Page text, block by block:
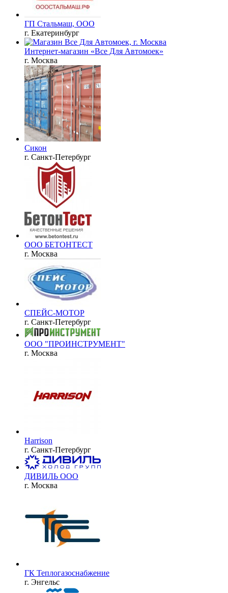
ГП Стальмаш, ООО
г. Екатеринбург
Интернет-магазин «Все Для Автомоек»
г. Москва
Сикон
г. Санкт-Петербург
ООО БЕТОНТЕСТ
г. Москва
СПЕЙС-МОТОР
г. Санкт-Петербург
ООО "ПРОИНСТРУМЕНТ"
г. Москва
Harrison
г. Санкт-Петербург
ДИВИЛЬ ООО
г. Москва
ГК Теплогазоснабжение
г. Энгельс